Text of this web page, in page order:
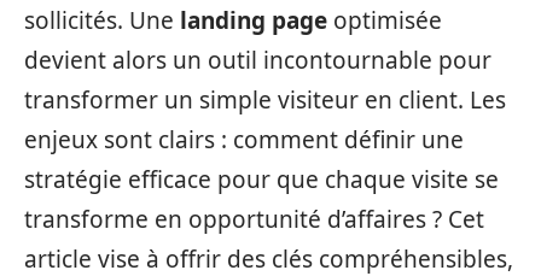
sollicités. Une landing page optimisée
devient alors un outil incontournable pour
transformer un simple visiteur en client. Les
enjeux sont clairs : comment définir une
stratégie efficace pour que chaque visite se
transforme en opportunité d’affaires ? Cet
article vise à offrir des clés compréhensibles,